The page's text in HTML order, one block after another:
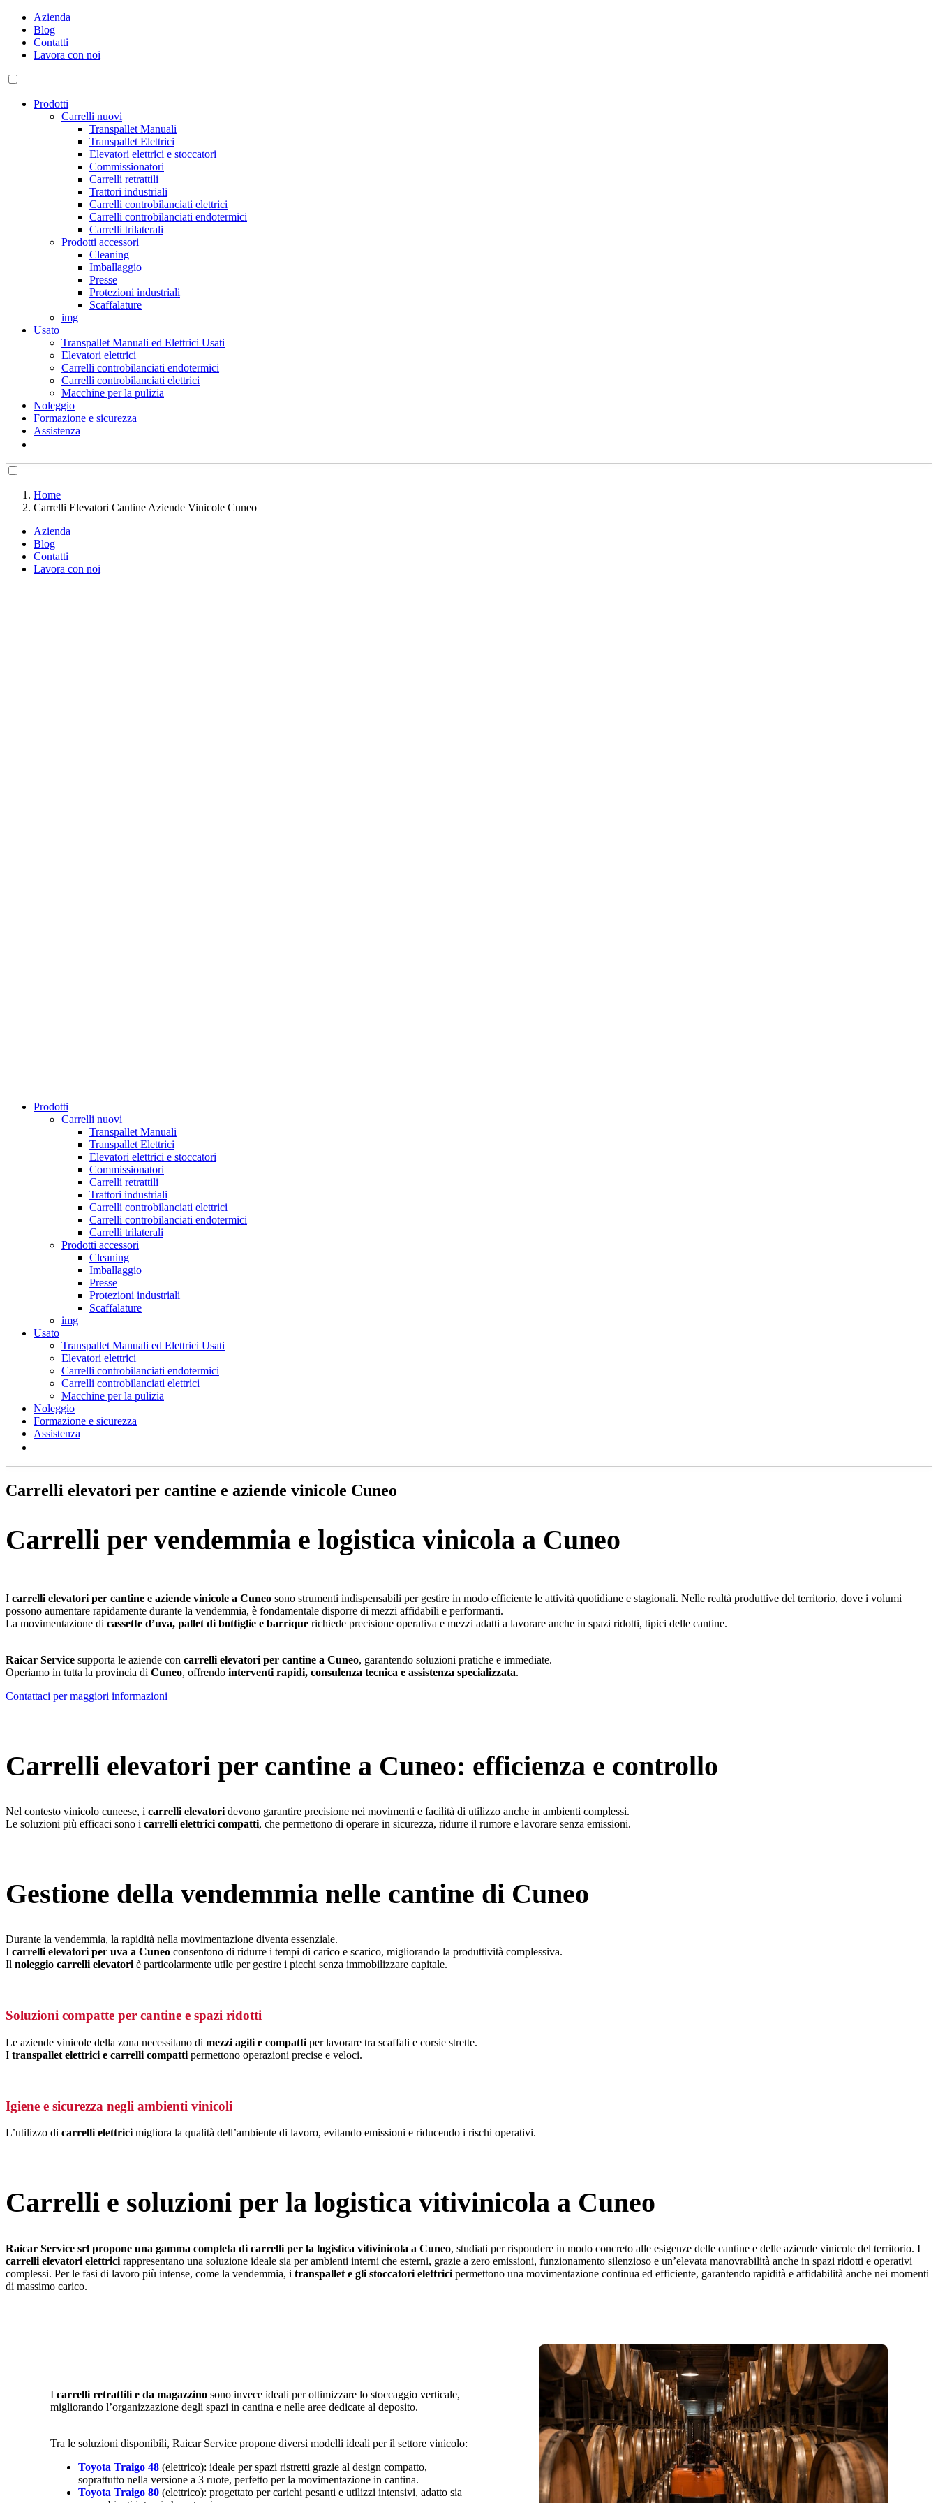
Azienda
Blog
Contatti
Lavora con noi
Prodotti
Carrelli nuovi
Transpallet Manuali
Transpallet Elettrici
Elevatori elettrici e stoccatori
Commissionatori
Carrelli retrattili
Trattori industriali
Carrelli controbilanciati elettrici
Carrelli controbilanciati endotermici
Carrelli trilaterali
Prodotti accessori
Cleaning
Imballaggio
Presse
Protezioni industriali
Scaffalature
img
Usato
Transpallet Manuali ed Elettrici Usati
Elevatori elettrici
Carrelli controbilanciati endotermici
Carrelli controbilanciati elettrici
Macchine per la pulizia
Noleggio
Formazione e sicurezza
Assistenza
Home
Carrelli Elevatori Cantine Aziende Vinicole Cuneo
Azienda
Blog
Contatti
Lavora con noi
Prodotti
Carrelli nuovi
Transpallet Manuali
Transpallet Elettrici
Elevatori elettrici e stoccatori
Commissionatori
Carrelli retrattili
Trattori industriali
Carrelli controbilanciati elettrici
Carrelli controbilanciati endotermici
Carrelli trilaterali
Prodotti accessori
Cleaning
Imballaggio
Presse
Protezioni industriali
Scaffalature
img
Usato
Transpallet Manuali ed Elettrici Usati
Elevatori elettrici
Carrelli controbilanciati endotermici
Carrelli controbilanciati elettrici
Macchine per la pulizia
Noleggio
Formazione e sicurezza
Assistenza
Carrelli elevatori per cantine e aziende vinicole Cuneo
Carrelli per vendemmia e logistica vinicola a Cuneo
I carrelli elevatori per cantine e aziende vinicole a Cuneo sono strumenti indispensabili per gestire in modo efficiente le attività quotidiane e stagionali. Nelle realtà produttive del territorio, dove i volumi
possono aumentare rapidamente durante la vendemmia, è fondamentale disporre di mezzi affidabili e performanti.
La movimentazione di cassette d’uva, pallet di bottiglie e barrique richiede precisione operativa e mezzi adatti a lavorare anche in spazi ridotti, tipici delle cantine.
Raicar Service supporta le aziende con carrelli elevatori per cantine a Cuneo, garantendo soluzioni pratiche e immediate.
Operiamo in tutta la provincia di Cuneo, offrendo interventi rapidi, consulenza tecnica e assistenza specializzata.
Contattaci per maggiori informazioni
Carrelli elevatori per cantine a Cuneo: efficienza e controllo
Nel contesto vinicolo cuneese, i carrelli elevatori devono garantire precisione nei movimenti e facilità di utilizzo anche in ambienti complessi.
Le soluzioni più efficaci sono i carrelli elettrici compatti, che permettono di operare in sicurezza, ridurre il rumore e lavorare senza emissioni.
Gestione della vendemmia nelle cantine di Cuneo
Durante la vendemmia, la rapidità nella movimentazione diventa essenziale.
I carrelli elevatori per uva a Cuneo consentono di ridurre i tempi di carico e scarico, migliorando la produttività complessiva.
Il noleggio carrelli elevatori è particolarmente utile per gestire i picchi senza immobilizzare capitale.
Soluzioni compatte per cantine e spazi ridotti
Le aziende vinicole della zona necessitano di mezzi agili e compatti per lavorare tra scaffali e corsie strette.
I transpallet elettrici e carrelli compatti permettono operazioni precise e veloci.
Igiene e sicurezza negli ambienti vinicoli
L’utilizzo di carrelli elettrici migliora la qualità dell’ambiente di lavoro, evitando emissioni e riducendo i rischi operativi.
Carrelli e soluzioni per la logistica vitivinicola a Cuneo
Raicar Service srl propone una gamma completa di carrelli per la logistica vitivinicola a Cuneo, studiati per rispondere in modo concreto alle esigenze delle cantine e delle aziende vinicole del territorio. I
carrelli elevatori elettrici rappresentano una soluzione ideale sia per ambienti interni che esterni, grazie a zero emissioni, funzionamento silenzioso e un’elevata manovrabilità anche in spazi ridotti e operativi
complessi. Per le fasi di lavoro più intense, come la vendemmia, i transpallet e gli stoccatori elettrici permettono una movimentazione continua ed efficiente, garantendo rapidità e affidabilità anche nei momenti
di massimo carico.
I carrelli retrattili e da magazzino sono invece ideali per ottimizzare lo stoccaggio verticale,
migliorando l’organizzazione degli spazi in cantina e nelle aree dedicate al deposito.
Tra le soluzioni disponibili, Raicar Service propone diversi modelli ideali per il settore vinicolo:
Toyota Traigo 48 (elettrico): ideale per spazi ristretti grazie al design compatto,
soprattutto nella versione a 3 ruote, perfetto per la movimentazione in cantina.
Toyota Traigo 80 (elettrico): progettato per carichi pesanti e utilizzi intensivi, adatto sia